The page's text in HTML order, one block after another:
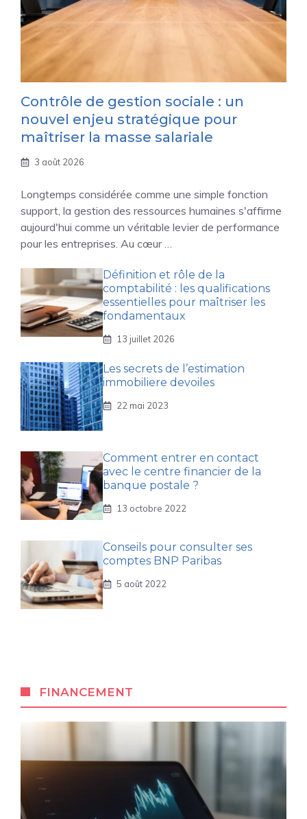
Contrôle de gestion sociale : un
nouvel enjeu stratégique pour
maîtriser la masse salariale
3 août 2026
Longtemps considérée comme une simple fonction
support, la gestion des ressources humaines s'affirme
aujourd'hui comme un véritable levier de performance
pour les entreprises. Au cœur …
Définition et rôle de la
comptabilité : les qualifications
essentielles pour maîtriser les
fondamentaux
13 juillet 2026
Les secrets de l’estimation
immobiliere devoiles
22 mai 2023
Comment entrer en contact
avec le centre financier de la
banque postale ?
13 octobre 2022
Conseils pour consulter ses
comptes BNP Paribas
5 août 2022
FINANCEMENT